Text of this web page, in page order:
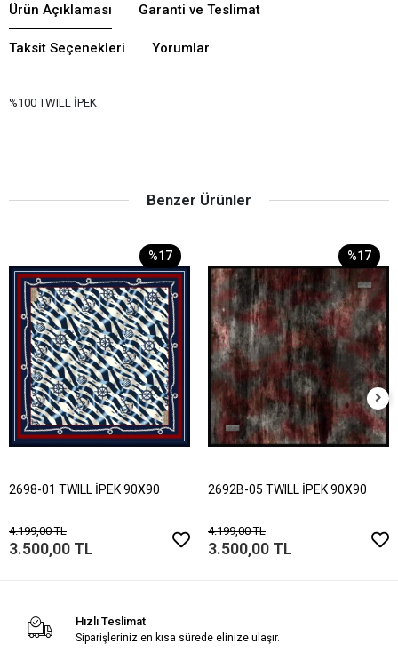
Ürün Açıklaması Garanti ve Teslimat
Taksit Seçenekleri Yorumlar
%100 TWILL İPEK
Benzer Ürünler
%17
2698-01 TWILL İPEK 90X90
4.199,00 TL
3.500,00 TL
%17
2692B-05 TWILL İPEK 90X90
4.199,00 TL
3.500,00 TL
Hızlı Teslimat
Siparişleriniz en kısa sürede elinize ulaşır.